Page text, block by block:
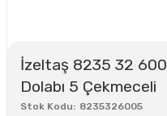
İzeltaş 8235 32
Dolabı 5 Çekmeceli
Stok Kodu 8235326005